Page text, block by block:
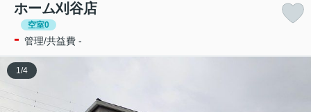
ホーム刈谷店
空室0
- 管理/共益費 -
1/4